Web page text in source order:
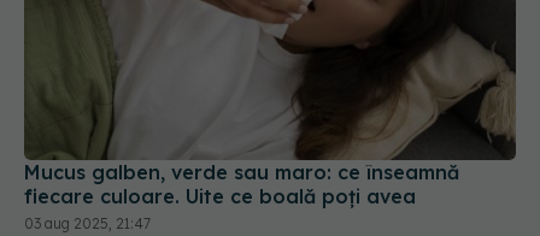
Mucus galben, verde sau maro: ce înseamnă
fiecare culoare. Uite ce boală poți avea
03 aug 2025, 21:47